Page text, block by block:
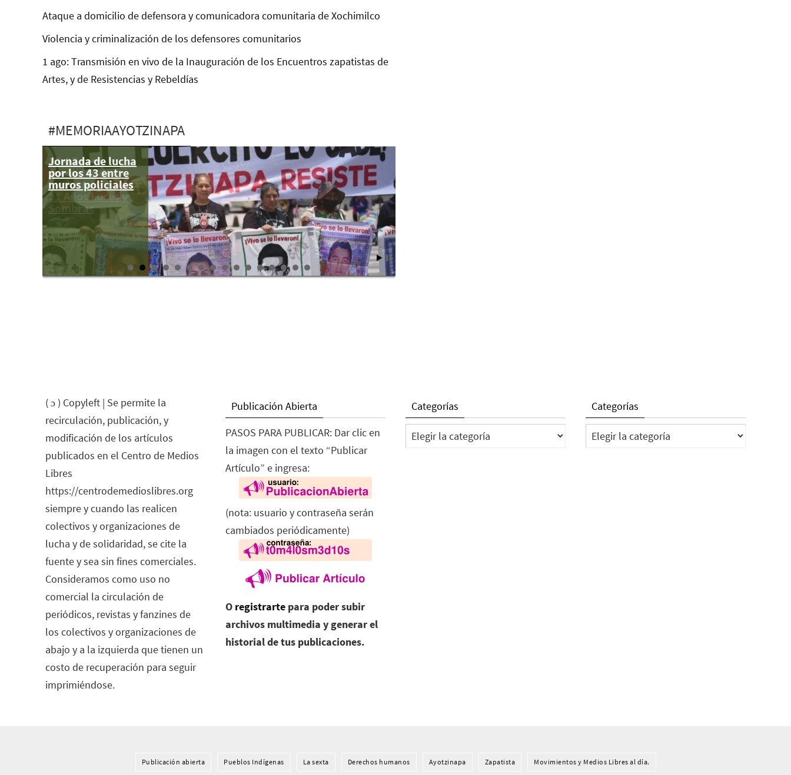
Ataque a domicilio de defensora y comunicadora comunitaria de Xochimilco
Violencia y criminalización de los defensores comunitarios
1 ago: Transmisión en vivo de la Inauguración de los Encuentros zapatistas de
Artes, y de Resistencias y Rebeldías
#MEMORIAAYOTZINAPA
Jornada de lucha
por los 43 entre
muros policiales
17-27 sep:
Jornadas de
Lucha Ayotzinapa
11 Años Luces y
Sombras
( ɔ ) Copyleft | Se permite la
recirculación, publicación, y
modificación de los artículos
publicados en el Centro de Medios
Libres
https://centrodemedioslibres.org
siempre y cuando las realicen
colectivos y organizaciones de
lucha y de solidaridad, se cite la
fuente y sea sin fines comerciales.
Consideramos como uso no
comercial la circulación de
periódicos, revistas y fanzines de
los colectivos y organizaciones de
abajo y a la izquierda que tienen un
costo de recuperación para seguir
imprimiéndose.
Publicación Abierta
PASOS PARA PUBLICAR: Dar clic en
la imagen con el texto “Publicar
Artículo” e ingresa:
(nota: usuario y contraseña serán
cambiados periódicamente)
O registrarte para poder subir
archivos multimedia y generar el
historial de tus publicaciones.
Categorías
Categorías
Categorías
Categorías
Publicación abierta Pueblos Indí­genas La sexta Derechos humanos Ayotzinapa Zapatista Movimientos y Medios Libres al día.